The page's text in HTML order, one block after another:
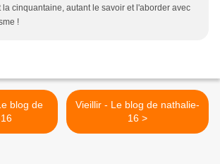
la cinquantaine, autant le savoir et l'aborder avec
!
Vieillir - Le blog de nathalie-
16 >